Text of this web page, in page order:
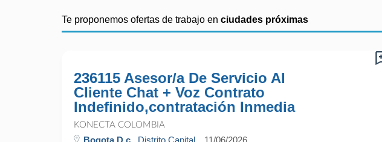
Te proponemos ofertas de trabajo en ciudades próximas
236115 Asesor/a De Servicio Al
Cliente Chat + Voz Contrato
Indefinido,contratación Inmedia
KONECTA COLOMBIA
Bogota D.c., Distrito Capital 11/06/2026